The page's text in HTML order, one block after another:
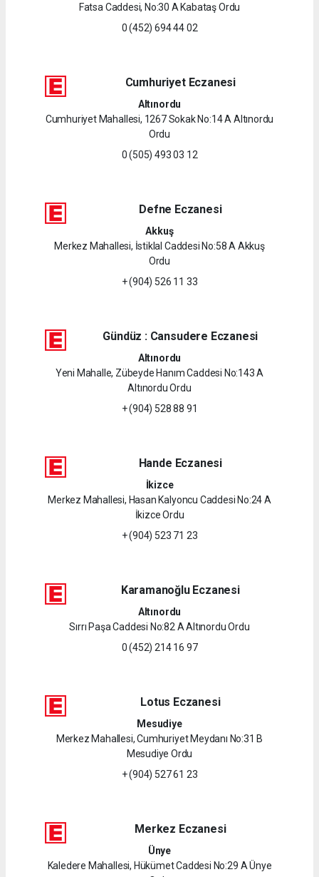
Fatsa Caddesi, No:30 A Kabataş Ordu
0 (452) 694 44 02
Cumhuriyet Eczanesi
Altınordu
Cumhuriyet Mahallesi, 1267 Sokak No:14 A Altınordu
Ordu
0 (505) 493 03 12
Defne Eczanesi
Akkuş
Merkez Mahallesi, İstiklal Caddesi No:58 A Akkuş
Ordu
+ (904) 526 11 33
Gündüz : Cansudere Eczanesi
Altınordu
Yeni Mahalle, Zübeyde Hanım Caddesi No:143 A
Altınordu Ordu
+ (904) 528 88 91
Hande Eczanesi
İkizce
Merkez Mahallesi, Hasan Kalyoncu Caddesi No:24 A
İkizce Ordu
+ (904) 523 71 23
Karamanoğlu Eczanesi
Altınordu
Sırrı Paşa Caddesi No:82 A Altınordu Ordu
0 (452) 214 16 97
Lotus Eczanesi
Mesudiye
Merkez Mahallesi, Cumhuriyet Meydanı No:31 B
Mesudiye Ordu
+ (904) 527 61 23
Merkez Eczanesi
Ünye
Kaledere Mahallesi, Hükümet Caddesi No:29 A Ünye